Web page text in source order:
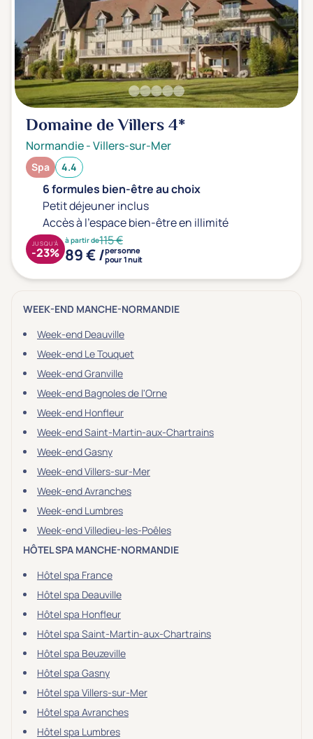
Domaine de Villers4*
Normandie-Villers-sur-Mer
Spa 4.4
6 formules bien-être au choix
Petit déjeuner inclus
Accès à l'espace bien-être en illimité
à partir de115 €
89 € /personne
pour 1 nuit
JUSQU'À
-23%
WEEK-END MANCHE-NORMANDIE
Week-end Deauville
Week-end Le Touquet
Week-end Granville
Week-end Bagnoles de l'Orne
Week-end Honfleur
Week-end Saint-Martin-aux-Chartrains
Week-end Gasny
Week-end Villers-sur-Mer
Week-end Avranches
Week-end Lumbres
Week-end Villedieu-les-Poêles
HÔTEL SPA MANCHE-NORMANDIE
Hôtel spa France
Hôtel spa Deauville
Hôtel spa Honfleur
Hôtel spa Saint-Martin-aux-Chartrains
Hôtel spa Beuzeville
Hôtel spa Gasny
Hôtel spa Villers-sur-Mer
Hôtel spa Avranches
Hôtel spa Lumbres